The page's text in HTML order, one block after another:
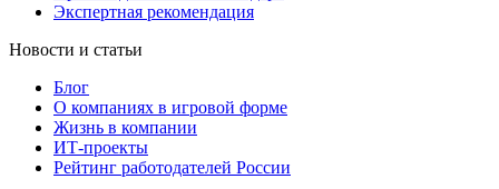
Экспертная рекомендация
Новости и статьи
Блог
О компаниях в игровой форме
Жизнь в компании
ИТ-проекты
Рейтинг работодателей России